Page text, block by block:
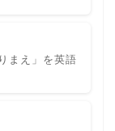
まえ」を英語